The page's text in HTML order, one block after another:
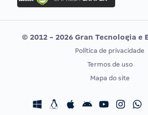
Concurso MPU
Editais publicados
Vunesp
CONCURSOS POR PROFISSÃO
Concursos Fiscais
EXAME
© 2012 - 2026 Gran Tecnologia e
Política de privacidade
Termos de uso
Mapa do site